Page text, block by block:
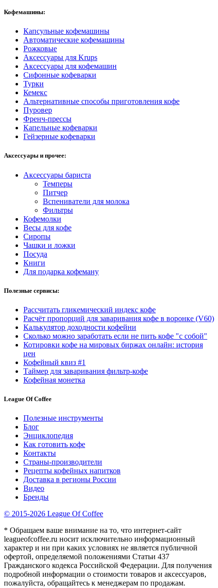
Кофемашины:
Капсульные кофемашины
Автоматические кофемашины
Рожковые
Аксессуары для Krups
Аксессуары для кофемашин
Сифонные кофеварки
Турки
Кемекс
Альтернативные способы приготовления кофе
Пуровер
Френч-прессы
Капельные кофеварки
Гейзерные кофеварки
Аксессуары и прочее:
Аксессуары бариста
Темперы
Питчер
Вспениватели для молока
Фильтры
Кофемолки
Весы для кофе
Сиропы
Чашки и ложки
Посуда
Книги
Для подарка кофеману
Полезные сервисы:
Рассчитать гликемический индекс кофе
Расчёт пропорций для заваривания кофе в воронке (V60)
Калькулятор доходности кофейни
Сколько можно заработать если не пить кофе "с собой"
Котировки кофе на мировых биржах онлайн: история
цен
Кофейный квиз #1
Таймер для заваривания фильтр-кофе
Кофейная монетка
League Of Coffee
Полезные инструменты
Блог
Энциклопедия
Как готовить кофе
Контакты
Страны-производители
Рецепты кофейных напитков
Доставка в регионы России
Видео
Бренды
© 2015-2026 League Of Coffee
* Обращаем ваше внимание на то, что интернет-сайт
leagueofcoffee.ru носит исключительно информационный
характер и ни при каких условиях не является публичной
офертой, определяемой положениями Статьи 437
Гражданского кодекса Российской Федерации. Для получения
подробной информации о стоимости товаров и аксессуаров,
пожалуйста, обращайтесь к менеджерам по продажам.